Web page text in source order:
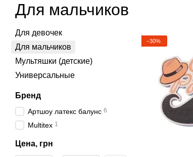
Для мальчиков
−30%
Для девочек
Для мальчиков
Мультяшки (детские)
Универсальные
Бренд
Артшоу латекс балунс 6
Multitex 1
Цена, грн